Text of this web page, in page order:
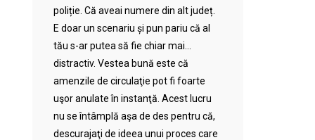
poliție. Că aveai numere din alt județ.
E doar un scenariu și pun pariu că al
tău s-ar putea să fie chiar mai…
distractiv. Vestea bună este că
amenzile de circulaţie pot fi foarte
uşor anulate în instanţă. Acest lucru
nu se întâmplă aşa de des pentru că,
descurajaţi de ideea unui proces care